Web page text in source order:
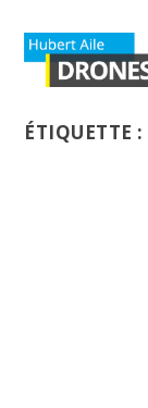
ÉTIQUETTE :